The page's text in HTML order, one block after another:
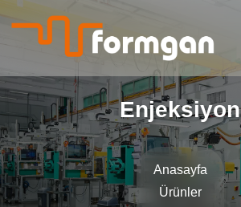
Enjeksiyon
Anasayfa
Ürünler